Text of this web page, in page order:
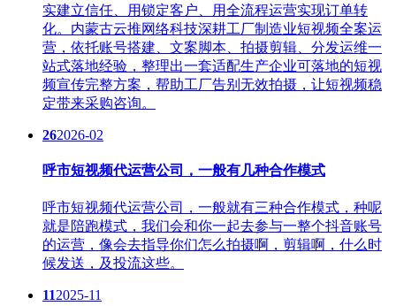
实建立信任、用锁定客户、用全流程运营实现订单转
化。内蒙古云推网络科技深耕工厂制造业短视频全案运
营，依托账号搭建、文案脚本、拍摄剪辑、分发运维一
站式落地经验，整理出一套适配生产企业可落地的短视
频宣传完整方案，帮助工厂告别无效拍摄，让短视频稳
定带来采购咨询。
262026-02
呼市短视频代运营公司，一般有几种合作模式
呼市短视频代运营公司，一般就有三种合作模式，种呢
就是陪跑模式，我们会和你一起去参与一整个抖音账号
的运营，像会去指导你们怎么拍摄啊，剪辑啊，什么时
候发送，及投流这些。
112025-11